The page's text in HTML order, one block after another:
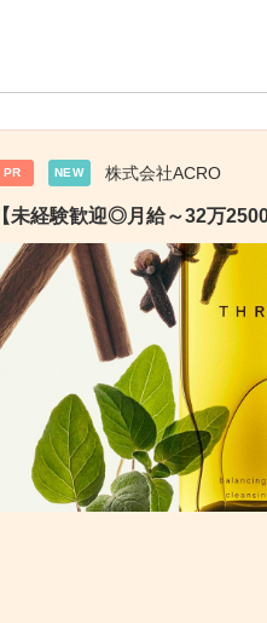
PR NEW 株式会社ACRO
【未経験歓迎◎月給～32万